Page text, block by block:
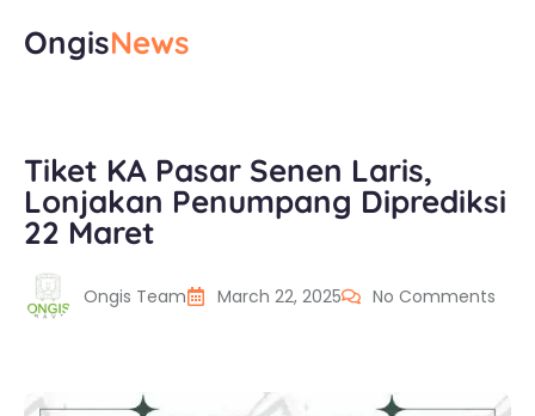
OngisNews
Tiket KA Pasar Senen Laris,
Lonjakan Penumpang Diprediksi
22 Maret
Ongis Team March 22, 2025 No Comments